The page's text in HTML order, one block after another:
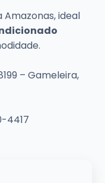
Amazonas, ideal
– Gameleira,
4417